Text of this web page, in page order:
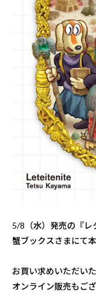
5/8（水）発売の『レ
蟹ブックスさまにて
お買い求めいただい
オンライン販売もござ